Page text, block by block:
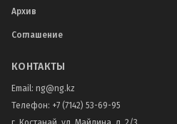
Архив
Соглашение
КОНТАКТЫ
Email: ng@ng.kz
Телефон: +7 (7142) 53-69-95